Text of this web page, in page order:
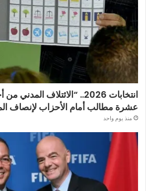
انتخابات 2026.. “الائتلاف
عشرة مطالب أمام الأحزاب لإنصاف
منذ يوم واحد